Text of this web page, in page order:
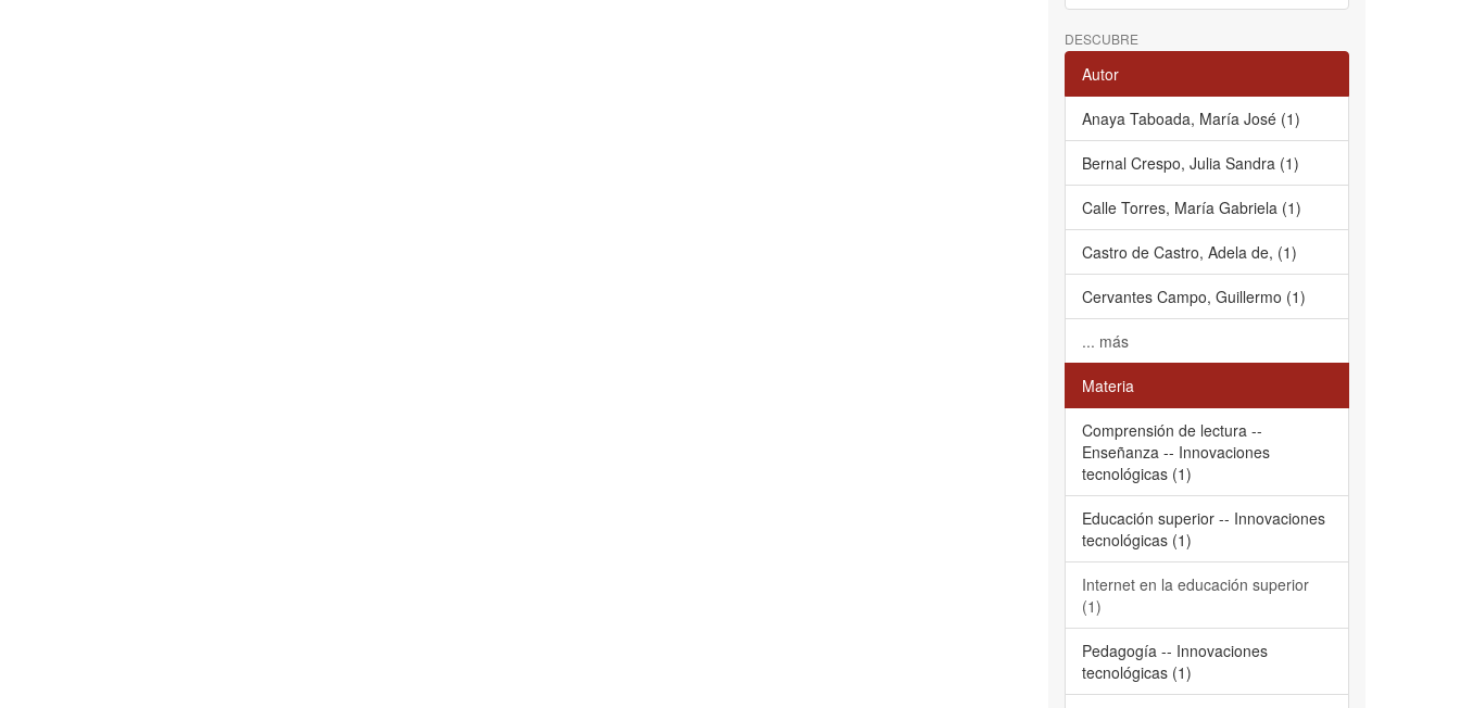
DESCUBRE
Autor
Anaya Taboada, María José (1)
Bernal Crespo, Julia Sandra (1)
Calle Torres, María Gabriela (1)
Castro de Castro, Adela de, (1)
Cervantes Campo, Guillermo (1)
... más
Materia
Comprensión de lectura --
Enseñanza -- Innovaciones
tecnológicas (1)
Educación superior -- Innovaciones
tecnológicas (1)
Internet en la educación superior
(1)
Pedagogía -- Innovaciones
tecnológicas (1)